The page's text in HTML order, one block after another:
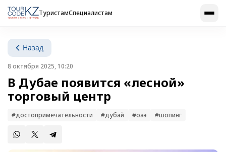
ТуристамСпециалистам
Назад
8 октября 2025, 10:20
В Дубае появится «лесной»
торговый центр
#достопримечательности #дубай #оаэ #шопинг